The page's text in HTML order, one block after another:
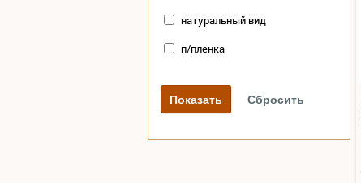
натуральный вид
п/пленка